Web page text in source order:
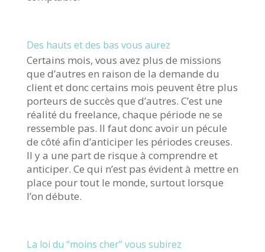
Des hauts et des bas vous aurez
Certains mois, vous avez plus de missions
que d’autres en raison de la demande du
client et donc certains mois peuvent être plus
porteurs de succès que d’autres. C’est une
réalité du freelance, chaque période ne se
ressemble pas. Il faut donc avoir un pécule
de côté afin d’anticiper les périodes creuses.
Il y a une part de risque à comprendre et
anticiper. Ce qui n’est pas évident à mettre en
place pour tout le monde, surtout lorsque
l’on débute.
La loi du “moins cher” vous subirez